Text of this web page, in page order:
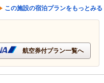
この施設の宿泊プランをもっとみる
航空券付プラン一覧へ